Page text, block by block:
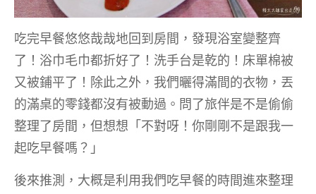
吃完早餐悠悠哉哉地回到房間，發現浴室變整齊
了！浴巾毛巾都折好了！洗手台是乾的！床單棉被
又被鋪平了！除此之外，我們曬得滿間的衣物，丟
的滿桌的零錢都沒有被動過。問了旅伴是不是偷偷
整理了房間，但想想「不對呀！你剛剛不是跟我一
起吃早餐嗎？」
後來推測，大概是利用我們吃早餐的時間進來整理